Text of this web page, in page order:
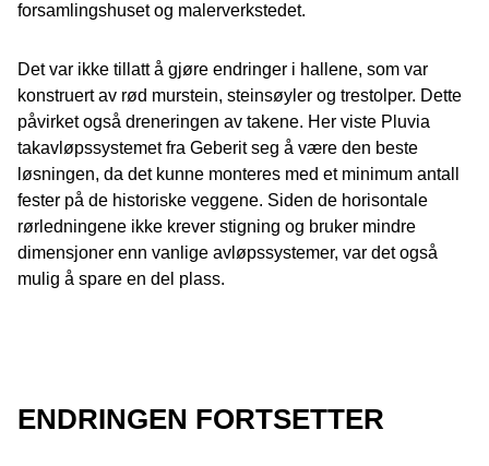
forsamlingshuset og malerverkstedet.
Det var ikke tillatt å gjøre endringer i hallene, som var
konstruert av rød murstein, steinsøyler og trestolper. Dette
påvirket også dreneringen av takene. Her viste Pluvia
takavløpssystemet fra Geberit seg å være den beste
løsningen, da det kunne monteres med et minimum antall
fester på de historiske veggene. Siden de horisontale
rørledningene ikke krever stigning og bruker mindre
dimensjoner enn vanlige avløpssystemer, var det også
mulig å spare en del plass.
ENDRINGEN FORTSETTER